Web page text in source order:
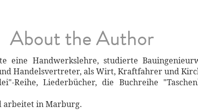
About the Author
eine Handwerkslehre, studierte
Handelsvertreter, als Wirt, Kraftfahrer und
Reihe, Liederbücher, die Buchreihe
arbeitet in Marburg.